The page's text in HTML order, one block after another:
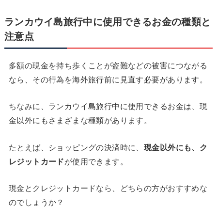
ランカウイ島旅行中に使用できるお金の種類と
注意点
多額の現金を持ち歩くことが盗難などの被害につながる
なら、その行為を海外旅行前に見直す必要があります。
ちなみに、ランカウイ島旅行中に使用できるお金は、現
金以外にもさまざまな種類があります。
たとえば、ショッピングの決済時に、 現金以外にも、ク
レジットカードが使用できます。
現金とクレジットカードなら、どちらの方がおすすめな
のでしょうか？